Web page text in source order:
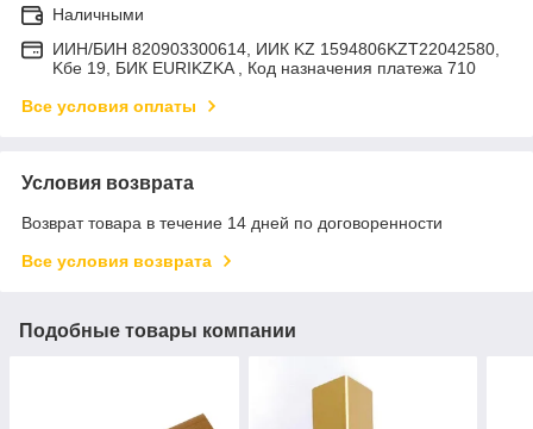
Наличными
ИИН/БИН 820903300614, ИИК KZ 1594806KZT22042580,
Kбе 19, БИК EURIKZKA , Код назначения платежа 710
Все условия оплаты
Условия возврата
Возврат товара в течение 14 дней по договоренности
Все условия возврата
Подобные товары компании